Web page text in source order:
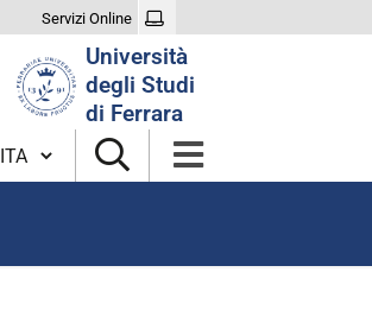
Servizi Online
Università
degli Studi
di Ferrara
Cambia lingua